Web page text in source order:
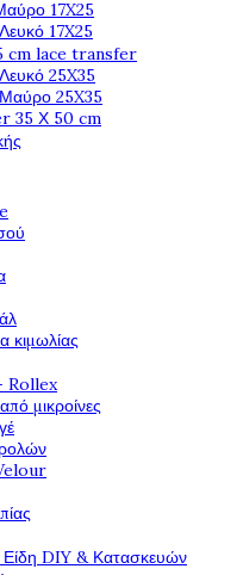
17X25
17X25
cm lace transfer
25X35
25X35
35 Χ 50 cm
κιμωλίας
Rollex
μικροίνες
| Είδη DIY & Κατασκευών